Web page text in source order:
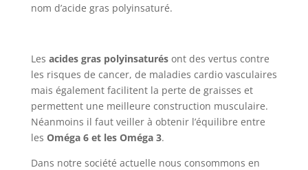
nom d’acide gras polyinsaturé.
Les acides gras polyinsaturés ont des vertus contre
les risques de cancer, de maladies cardio vasculaires
mais également facilitent la perte de graisses et
permettent une meilleure construction musculaire.
Néanmoins il faut veiller à obtenir l’équilibre entre
les Oméga 6 et les Oméga 3.
Dans notre société actuelle nous consommons en